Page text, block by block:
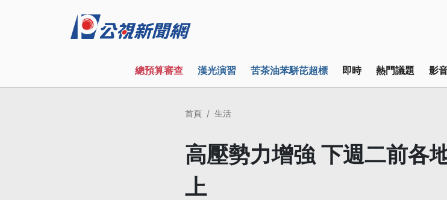
總預算審查 漢光演習 苦茶油苯駢芘超標 即時 熱門議題 影
首頁 生活
高壓勢力增強 下週二前各
上